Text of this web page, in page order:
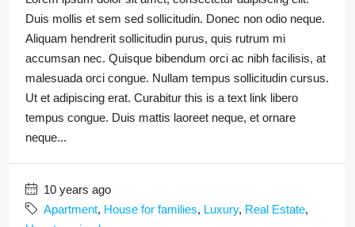
Duis mollis et sem sed sollicitudin. Donec non odio neque.
Aliquam hendrerit sollicitudin purus, quis rutrum mi
accumsan nec. Quisque bibendum orci ac nibh facilisis, at
malesuada orci congue. Nullam tempus sollicitudin cursus.
Ut et adipiscing erat. Curabitur this is a text link libero
tempus congue. Duis mattis laoreet neque, et ornare
neque...
10 years ago
Apartment, House for families, Luxury, Real Estate,